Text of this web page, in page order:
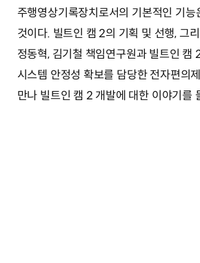
주행영상기록장치로서의 기본적인 기
것이다. 빌트인 캠 2의 기획 및 선행, 그
정동혁, 김기철 책임연구원과 빌트인
시스템 안정성 확보를 담당한 전자편의
만나 빌트인 캠 2 개발에 대한 이야기를